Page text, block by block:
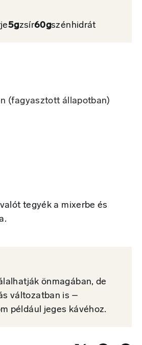
5gzsír60gszénhidrát
(fagyasztott állapotban)
tegyék a mixerbe és
önmagában, de
változatban is –
például jeges kávéhoz.